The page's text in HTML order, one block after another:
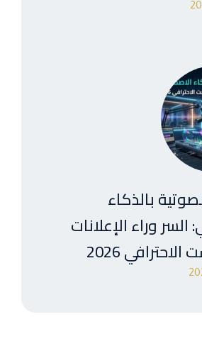
بالذكاء
وراء الإعلانات
2026